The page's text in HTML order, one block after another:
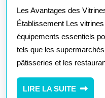
Les Avantages des
Établissement Les
équipements essentiels
tels que les
pâtisseries et les
LIRE LA SUITE
LIRE